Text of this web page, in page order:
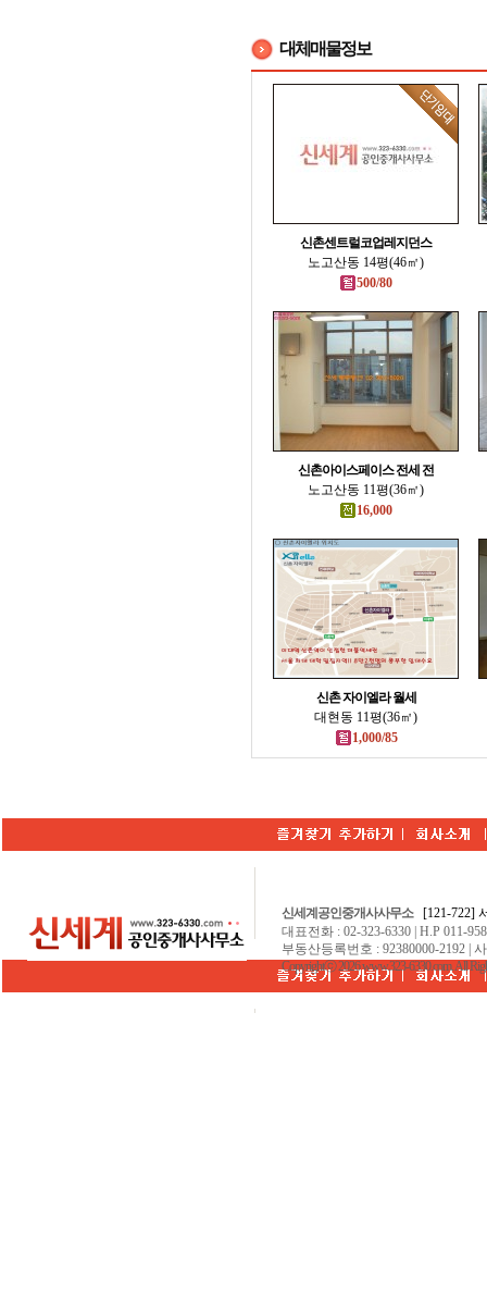
대체매물정보
신촌센트럴코업레지던스
노고산동 14평(46㎡)
500/80
신촌아이스페이스 전세 전
노고산동 11평(36㎡)
16,000
신촌 자이엘라 월세
대현동 11평(36㎡)
1,000/85
신세계공인중개사사무소[121-722]
대표전화 : 02-323-6330 | H.P 011-
부동산등록번호 : 92380000-2192 |
Copyrightⓒ 2026 www.323-6330.com. All